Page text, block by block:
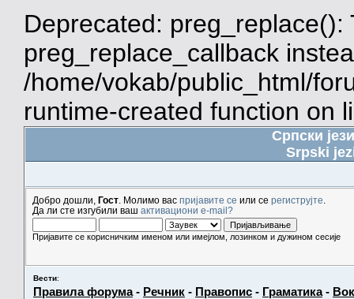
Deprecated:
preg_replace_callback
/home/vokab/public_html/
runtime-created function on
Српски
Srpski
Добро дошли, Гост . Молимо вас пријавите се или се региструјте
Да ли сте изгубили ваш активациони e-mail?
Пријавите се корисничким именом или имејлом, лозинком и дужином сесије
Вести:
Правила форума- Речник - Правопис - Граматика-